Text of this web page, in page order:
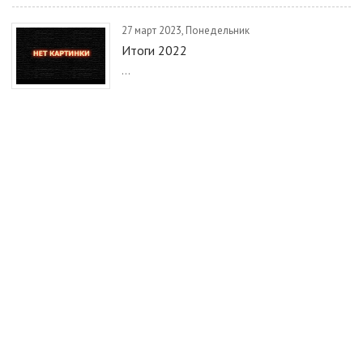
27 март 2023, Понедельник
Итоги 2022
...